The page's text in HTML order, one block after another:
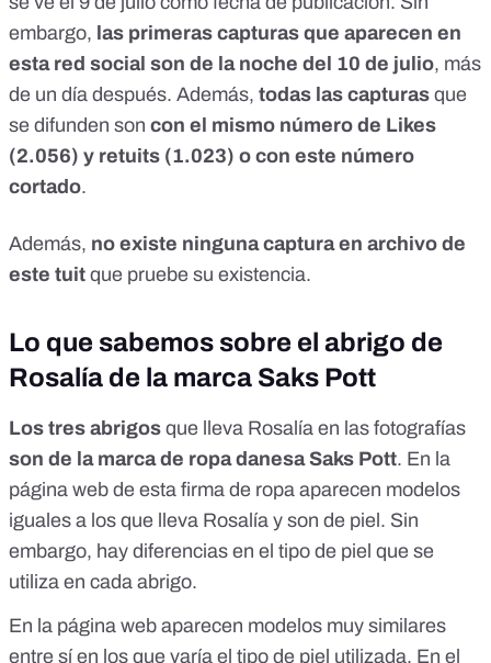
embargo, las primeras capturas que aparecen en
esta red social son de la noche del 10 de julio, más
de un día después. Además, todas las capturas que
se difunden son con el mismo número de Likes
(2.056) y retuits (1.023) o con este número
cortado.
Además, no existe ninguna captura en archivo de
este tuit que pruebe su existencia.
Lo que sabemos sobre el abrigo de
Rosalía de la marca Saks Pott
Los tres abrigos que lleva Rosalía en las fotografías
son de la marca de ropa danesa Saks Pott. En la
página web de esta firma de ropa aparecen modelos
iguales a los que lleva Rosalía y son de piel. Sin
embargo, hay diferencias en el tipo de piel que se
utiliza en cada abrigo.
En la página web aparecen modelos muy similares
entre sí en los que varía el tipo de piel utilizada. En el